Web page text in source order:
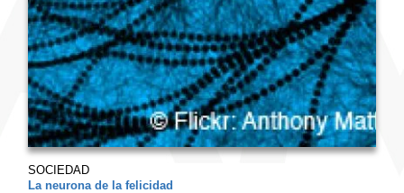
SOCIEDAD
La neurona de la felicidad